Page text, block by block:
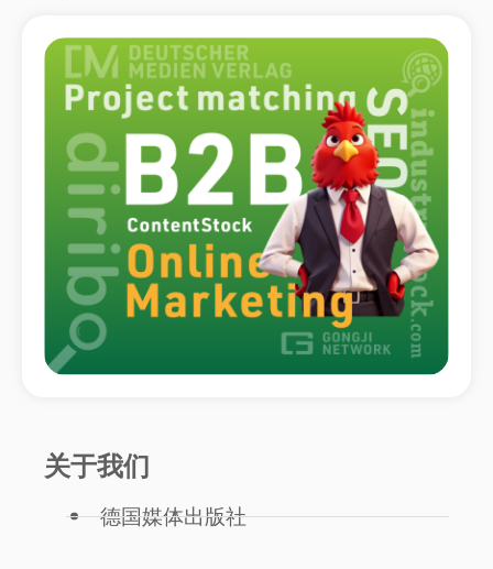
关于我们
德国媒体出版社